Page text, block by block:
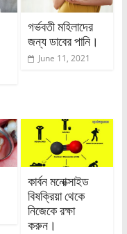
গর্ভবতী মহিলাদের
জন্য ডাবের পানি।
June 11, 2021
কার্বন মনোক্সাইড
বিষক্রিয়া থেকে
নিজেকে রক্ষা
করুন।